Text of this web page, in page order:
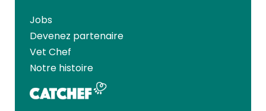
Jobs
Devenez partenaire
Vet Chef
Notre histoire